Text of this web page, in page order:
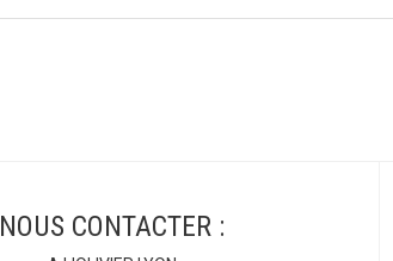
NOUS CONTACTER :